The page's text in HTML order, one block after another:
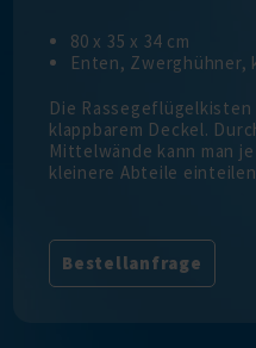
80 x 35 x 34 cm
Enten, Zwerghühner,
Die Rassegeflügelkisten
klappbarem Deckel.
Mittelwände kann man
kleinere Abteile
Bestellanfrage